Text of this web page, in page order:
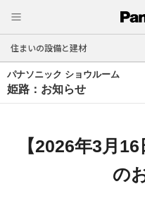
住まいの設備と建材
パナソニック ショウルーム
姫路：お知らせ
【2026年3月
の